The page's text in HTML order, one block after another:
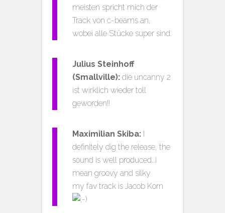
meisten spricht mich der
Track von c-beams an,
wobei alle Stücke super sind.
Julius Steinhoff
(Smallville): die uncanny 2
ist wirklich wieder toll
geworden!!
Maximilian Skiba:
definitely dig the release, the
sound is well produced…i
mean groovy and silky
my fav track is Jacob Korn